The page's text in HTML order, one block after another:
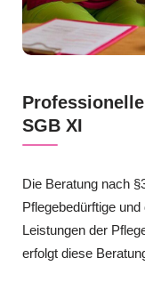
SGB XI
Die Beratung nach
Pflegebedürftige
Leistungen der
erfolgt diese